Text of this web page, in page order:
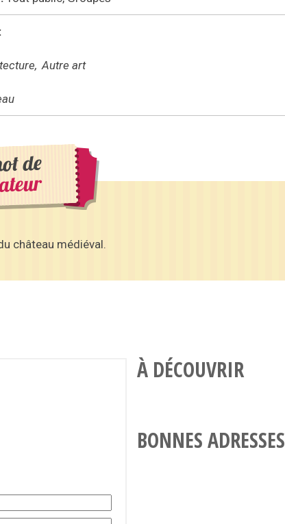
Autre art
de
château médiéval.
À DÉCOUVRIR
BONNES ADRESSES